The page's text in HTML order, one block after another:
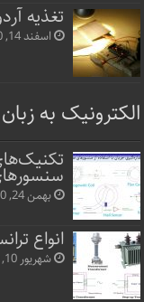
تغذیه
اسفند 14, 1400
الکترونیک به
بهمن 24, 1400
انواع
شهریور 10, 1400